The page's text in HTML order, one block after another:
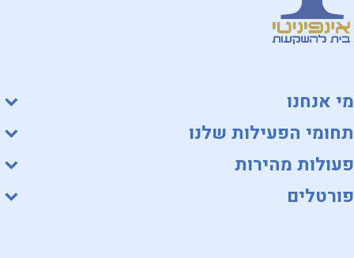
מי אנחנו
תחומי הפעילות שלנו
פעולות מהירות
פורטלים